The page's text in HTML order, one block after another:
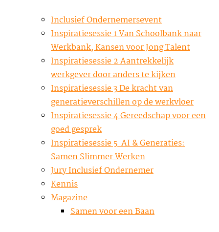
Inclusief Ondernemersevent
Inspiratiesessie 1 Van Schoolbank naar
Werkbank, Kansen voor Jong Talent
Inspiratiesessie 2 Aantrekkelijk
werkgever door anders te kijken
Inspiratiesessie 3 De kracht van
generatieverschillen op de werkvloer
Inspiratiesessie 4 Gereedschap voor een
goed gesprek
Inspiratiesessie 5 AI & Generaties:
Samen Slimmer Werken
Jury Inclusief Ondernemer
Kennis
Magazine
Samen voor een Baan